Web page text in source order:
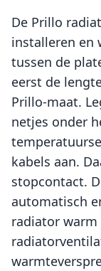
De Prillo
installeren en
tussen de
eerst de
Prillo-maat.
netjes onder
kabels aan.
stopcontact.
automatisch
radiator